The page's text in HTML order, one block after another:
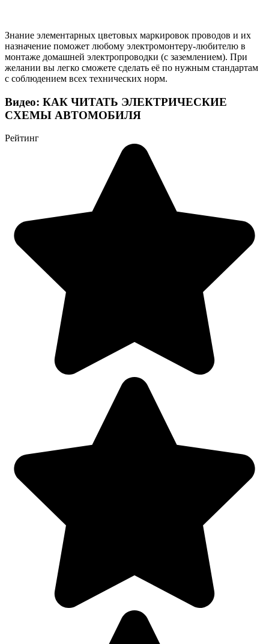
Знание элементарных цветовых маркировок проводов и их
назначение поможет любому электромонтеру-любителю в
монтаже домашней электропроводки (с заземлением). При
желании вы легко сможете сделать её по нужным стандартам
с соблюдением всех технических норм.
Видео: КАК ЧИТАТЬ ЭЛЕКТРИЧЕСКИЕ
СХЕМЫ АВТОМОБИЛЯ
Рейтинг